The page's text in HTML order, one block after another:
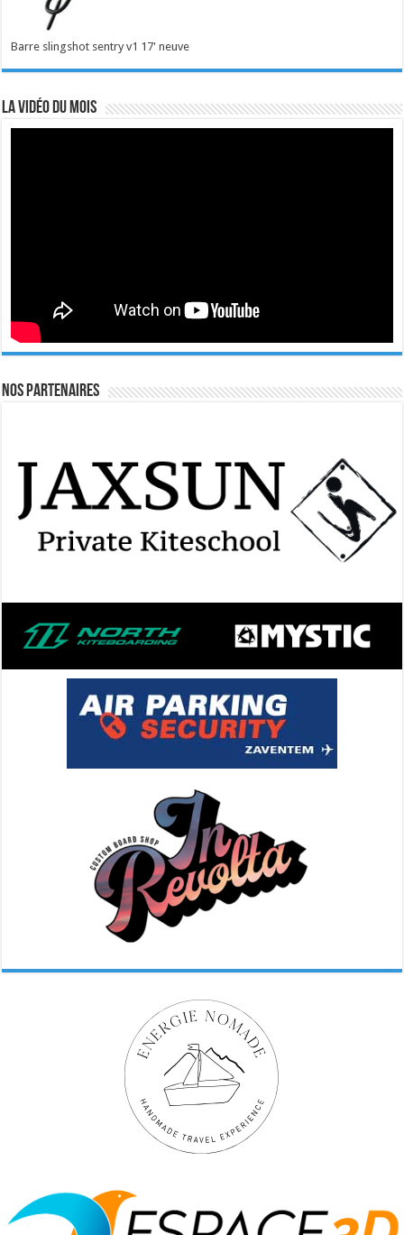
Barre slingshot sentry v1 17' neuve
La vidéo du mois
Nos Partenaires